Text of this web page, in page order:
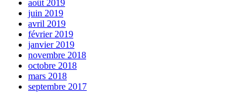
août 2019
juin 2019
avril 2019
février 2019
janvier 2019
novembre 2018
octobre 2018
mars 2018
septembre 2017